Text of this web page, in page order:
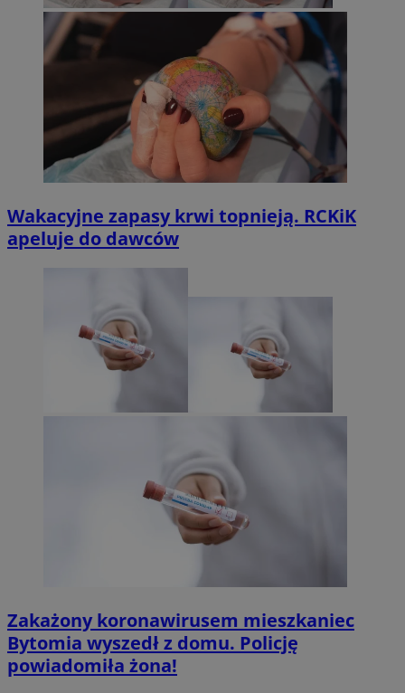
Wakacyjne zapasy krwi topnieją. RCKiK
apeluje do dawców
Zakażony koronawirusem mieszkaniec
Bytomia wyszedł z domu. Policję
powiadomiła żona!